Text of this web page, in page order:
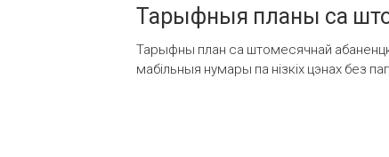
Тарыфныя планы са
Тарыфны план са штомесячнай
мабільныя нумары па нізкіх цэнах без